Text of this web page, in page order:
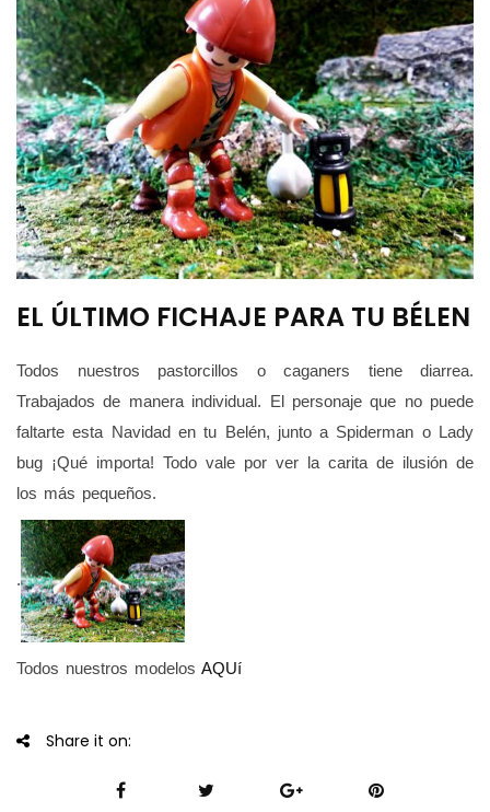
EL ÚLTIMO FICHAJE PARA TU BÉLEN
Todos nuestros pastorcillos o caganers tiene diarrea.
Trabajados de manera individual. El personaje que no puede
faltarte esta Navidad en tu Belén, junto a Spiderman o Lady
bug ¡Qué importa! Todo vale por ver la carita de ilusión de
los más pequeños.
.
Todos nuestros modelos AQUí
Share it on: